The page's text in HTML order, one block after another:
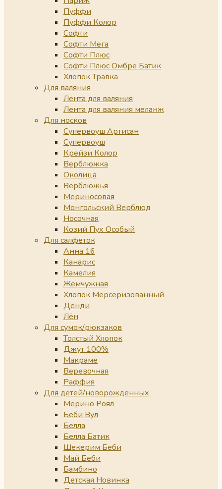
Пуффи
Пуффи Колор
Софти
Софти Мега
Софти Плюс
Софти Плюс Омбре Батик
Хлопок Травка
Для валяния
Лента для валяния
Лента для валяния меланж
Для носков
Супервоуш Артисан
Супервоуш
Крейзи Колор
Верблюжка
Околица
Верблюжья
Мериносовая
Монгольский Верблюд
Носочная
Козий Пух Особый
Для салфеток
Анна 16
Канарис
Камелия
Жемчужная
Хлопок Мерсеризованный
Денди
Лён
Для сумок/рюкзаков
Толстый Хлопок
Джут 100%
Макраме
Веревочная
Раффия
Для детей/новорожденных
Мерино Роял
Беби Вул
Белла
Белла Батик
Шекерим Беби
Май Беби
Бамбино
Детская Новинка